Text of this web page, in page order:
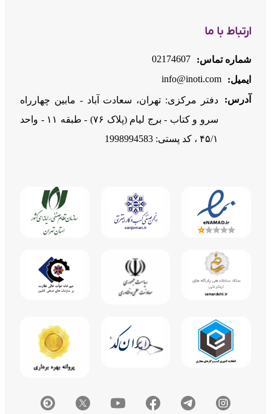
ارتباط با ما
شماره تماس:
02174607
ایمیل:
info@inoti.com
آدرس:
دفتر مرکزی: تهران، سعادت آباد - مابین چهارراه
سرو و کتاب - برج لیام (پلاک ۷۶) - طبقه ۱۱ - واحد
۴۵/۱ ، کد پستی: 1998994583